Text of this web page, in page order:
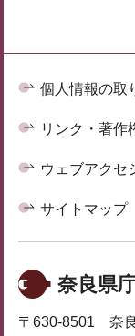
個人情報の取
リンク・著作
ウェブアクセ
サイトマップ
奈良県
〒630-8501 奈